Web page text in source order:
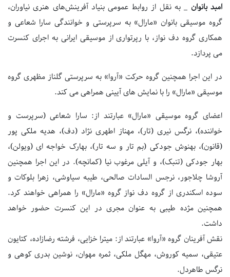
امبد بانوان _ به نقل از روابط عمومی بنیاد آفرینش‌های هنری نیاوران،
گروه موسیقی بانوان «مارال» به سرپرستی و خوانندگی سارا شعاعی و
همکاری گروه دف نواز، با رپرتواری از موسیقی ایرانی به اجرای کنسرت
می پردازد.
در این اجرا همچنین گروه حرکت «آروا» به سرپرستی گلناز مظهری گروه
موسیقی «مارال» را با نمایش های آیینی همراهی می کند.
اعضای گروه موسیقی «مارال» عبارتند از: سارا شعاعی (سرپرست و
خواننده)، نرگس نیری (تار)، مهناز اطهری نژاد (دف)، هدیه ملکی پور
(قانون)، بهنوش جودکی (بم تار و سه تار)، بهارک خواجه ای (ویولن)،
بهار جودکی (تنبک)، و آیلی مرغوب نیا (کمانچه). در این اجرا همچنین
آروشا چلاجور، نرجس السادات صالحی، طیبه سیاوشی، زهرا بلوکات و
سوده اسکندری از گروه دف نواز گروه «مارال» را همراهی خواهند کرد.
همچنین مژده طیبی به عنوان مجری در این کنسرت حضور خواهد
داشت.
نقش آفرینان گروه «آروا» عبارتند از: میترا خزایی، فرشته رضازاده، کتایون
عتیقی، سمیه کوروش، مهگل ملکی، ثمره مهوان، نوشین بدری کوهی و
نرگس طاهردل.